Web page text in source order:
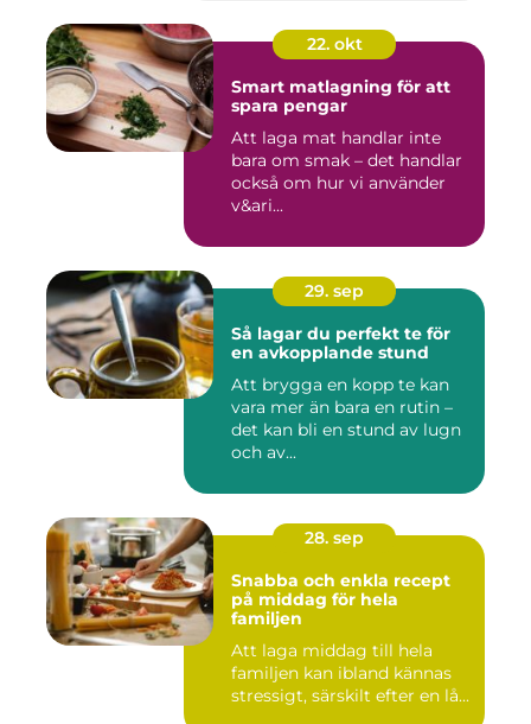
22. okt
Smart matlagning för att
spara pengar
Att laga mat handlar inte
bara om smak – det handlar
också om hur vi använder
v&ari...
29. sep
Så lagar du perfekt te för
en avkopplande stund
Att brygga en kopp te kan
vara mer än bara en rutin –
det kan bli en stund av lugn
och av...
28. sep
Snabba och enkla recept
på middag för hela
familjen
Att laga middag till hela
familjen kan ibland kännas
stressigt, särskilt efter en lå...